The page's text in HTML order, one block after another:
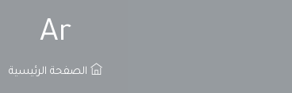
Ar
الصفحة الرئيسية